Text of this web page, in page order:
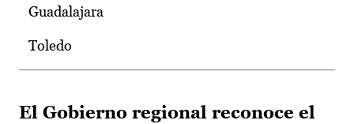
Guadalajara
Toledo
El Gobierno regional reconoce el